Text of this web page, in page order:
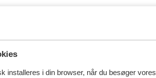
installeres i din browser, når du besøger vores